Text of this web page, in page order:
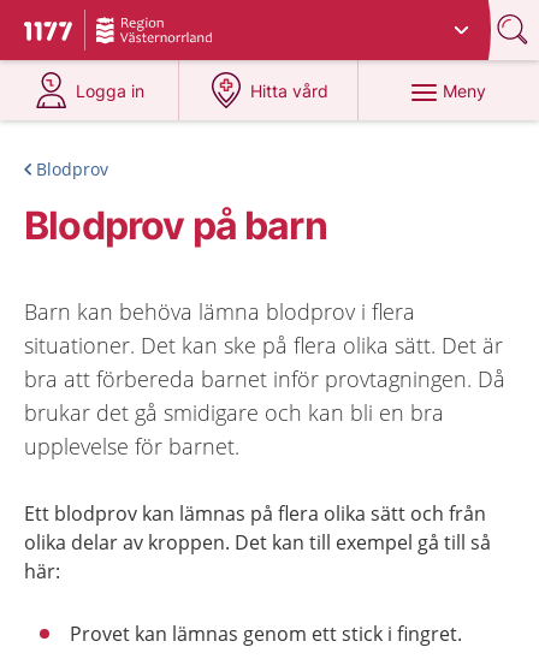
Till startsidan för 1177
Du har valt region
Logga in
på 1177.se
Hitta vård
på 1177.se
Meny
Blodprov
Blodprov på barn
Barn kan behöva lämna blodprov i flera
situationer. Det kan ske på flera olika sätt. Det är
bra att förbereda barnet inför provtagningen. Då
brukar det gå smidigare och kan bli en bra
upplevelse för barnet.
Ett blodprov kan lämnas på flera olika sätt och från
olika delar av kroppen. Det kan till exempel gå till så
här:
Provet kan lämnas genom ett stick i fingret.